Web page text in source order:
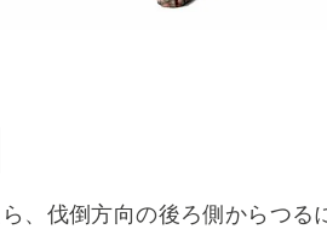
、伐倒方向の後ろ側からつる